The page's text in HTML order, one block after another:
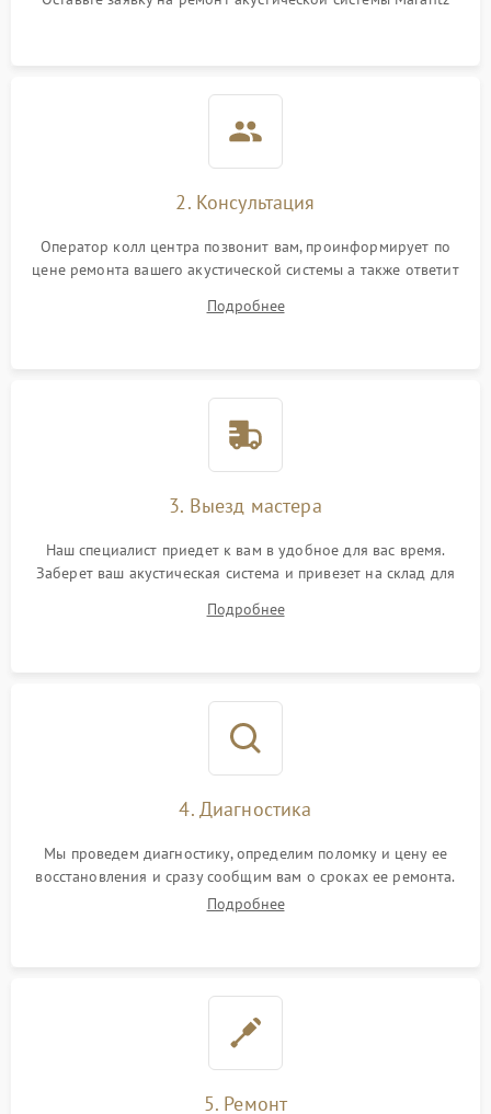
2. Консультация
Оператор колл центра позвонит вам, проинформирует по
цене ремонта вашего акустической системы а также ответит
Подробнее
3. Выезд мастера
Наш специалист приедет к вам в удобное для вас время.
Заберет ваш акустическая система и привезет на склад для
Подробнее
4. Диагностика
Мы проведем диагностику, определим поломку и цену ее
восстановления и сразу сообщим вам о сроках ее ремонта.
Подробнее
5. Ремонт